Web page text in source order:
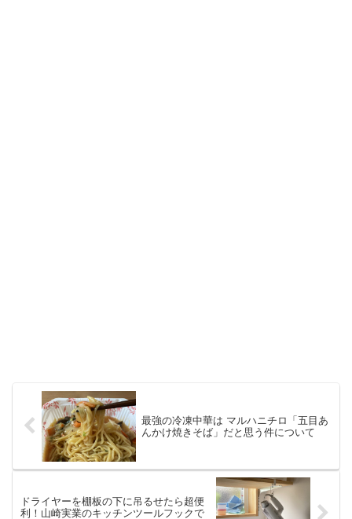
最強の冷凍中華は マルハニチロ「五目あ
んかけ焼きそば」だと思う件について
ドライヤーを棚板の下に吊るせたら超便
利！山崎実業のキッチンツールフックで